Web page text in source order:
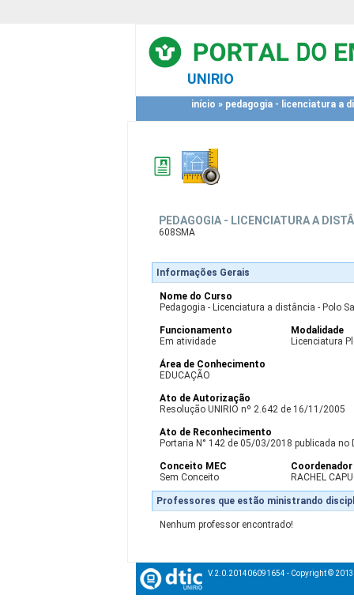
UNIRIO
início » pedagogia - licenciatura a
PEDAGOGIA - LICENCIATURA A
608SMA
Informações Gerais
Nome do Curso
Pedagogia - Licenciatura a distância - Polo
Funcionamento
Em atividade
Modalidade
Licenciatura
Área de Conhecimento
EDUCAÇÃO
Ato de Autorização
Resolução UNIRIO nº 2.642 de 16/11/2005
Ato de Reconhecimento
Portaria N° 142 de 05/03/2018 publicada no
Conceito MEC
Sem Conceito
Coordenador
RACHEL
Professores que estão ministrando
Nenhum professor encontrado!
V.2.0.201406091654 - Copyright ©